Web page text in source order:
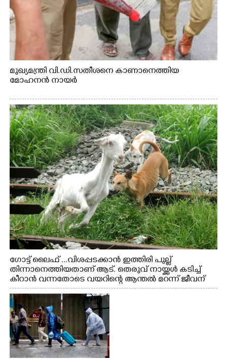
മുഖ്യമന്ത്രി വി.ഡി.സതീശനെ കാണാനെത്തിയ
മോഹനൻ നായർ
ഗോട്ട് ലൈഫ് ...വിശപ്പടക്കാൻ ഇത്തിരി പുല്ല്
തിന്നാനെത്തിയതാണ് ആട്. തെരുവ് നായ്ക്കൾ കടിച്ച്
കീറാൻ വന്നതോടെ വയറിന്റെ ആന്തൽ മറന്ന് ജീവന്
വേണ്ടിയായി ഓട്ടം. എറണാകുളം വാത്തുരുത്തിയിൽ
നിന്നുള്ള കാഴ്ച